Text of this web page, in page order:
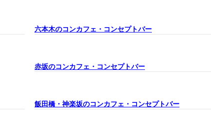
六本木のコンカフェ・コンセプトバー
赤坂のコンカフェ・コンセプトバー
飯田橋・神楽坂のコンカフェ・コンセプトバー